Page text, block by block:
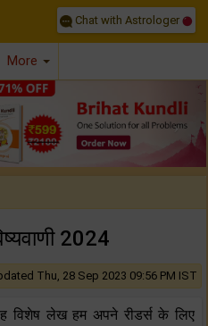
Chat with Astrologer
More
2024
Thu, 28 Sep 2023 09:56 PM IST
विशेष लेख हम अपने रीडर्स के लिए